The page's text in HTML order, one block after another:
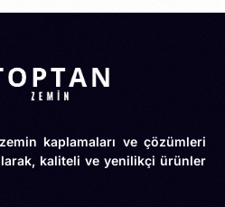
kaplamaları ve çözümleri
kaliteli ve yenilikçi ürünler